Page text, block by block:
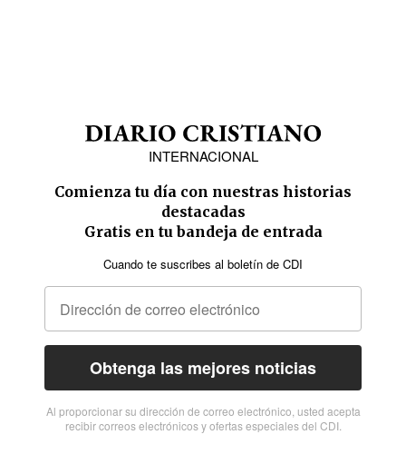
INTERNACIONAL
Comienza tu día con nuestras historias
destacadas
Gratis en tu bandeja de entrada
Cuando te suscribes al boletín de CDI
Obtenga las mejores noticias
Al proporcionar su dirección de correo electrónico, usted acepta
recibir correos electrónicos y ofertas especiales del CDI.